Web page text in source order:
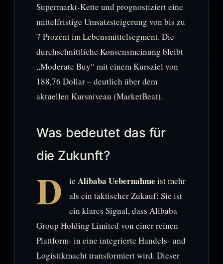
Supermarkt-Kette und prognostiziert eine
mittelfristige Umsatzsteigerung von bis zu
7 Prozent im Lebensmittelsegment. Die
durchschnittliche Konsensmeinung bleibt
„Moderate Buy“ mit einem Kursziel von
188,76 Dollar – deutlich über dem
aktuellen Kursniveau (MarketBeat).
Was bedeutet das für
die Zukunft?
D ie Alibaba Uebernahme ist mehr
als ein taktischer Zukauf: Sie ist
ein klares Signal, dass Alibaba
Group Holding Limited von einer reinen
Plattform- in eine integrierte Handels- und
Logistikmacht transformiert wird. Dieser